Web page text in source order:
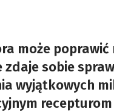
może poprawić
sobie
wyjątkowych